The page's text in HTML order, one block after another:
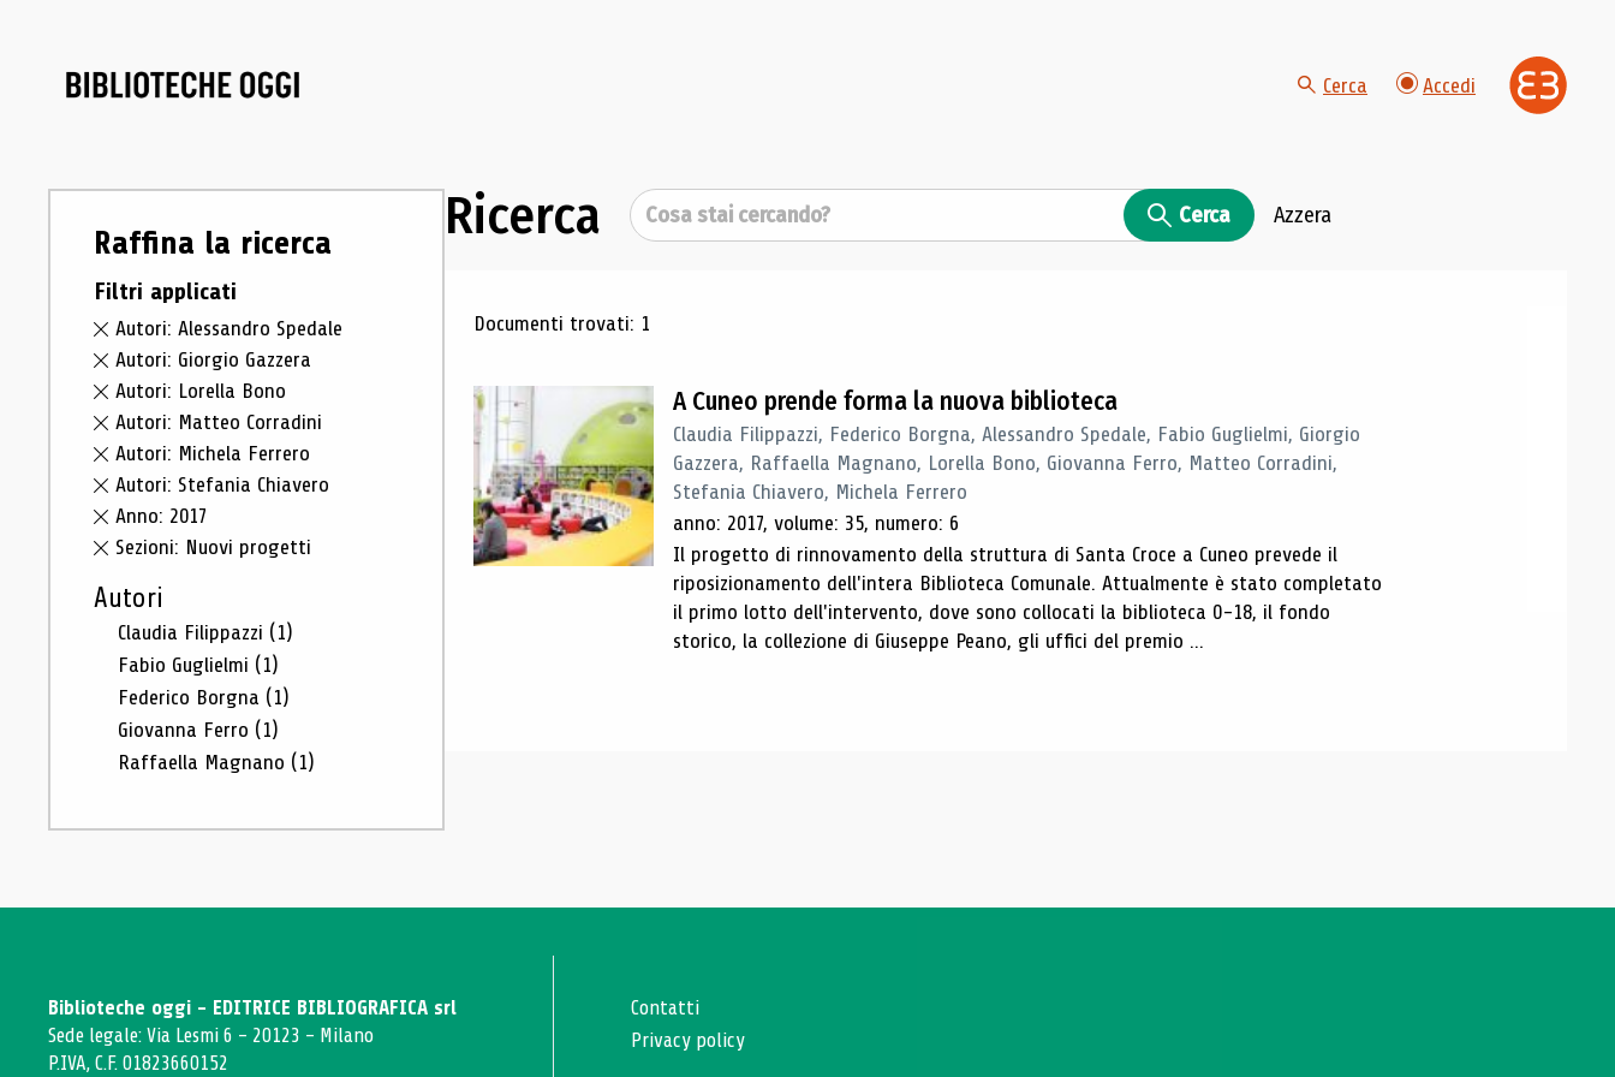
Cerca Accedi
Raffina la ricerca
Filtri applicati
Autori: Alessandro Spedale
Autori: Giorgio Gazzera
Autori: Lorella Bono
Autori: Matteo Corradini
Autori: Michela Ferrero
Autori: Stefania Chiavero
Anno: 2017
Sezioni: Nuovi progetti
Autori
Claudia Filippazzi (1)
Fabio Guglielmi (1)
Federico Borgna (1)
Giovanna Ferro (1)
Raffaella Magnano (1)
Ricerca Cerca Cerca Azzera
Risultati di ricerca
Documenti trovati: 1
A Cuneo prende forma la nuova biblioteca
Claudia Filippazzi, Federico Borgna, Alessandro Spedale, Fabio Guglielmi, Giorgio
Gazzera, Raffaella Magnano, Lorella Bono, Giovanna Ferro, Matteo Corradini,
Stefania Chiavero, Michela Ferrero
anno: 2017, volume: 35, numero: 6
Il progetto di rinnovamento della struttura di Santa Croce a Cuneo prevede il
riposizionamento dell'intera Biblioteca Comunale. Attualmente è stato completato
il primo lotto dell'intervento, dove sono collocati la biblioteca 0-18, il fondo
storico, la collezione di Giuseppe Peano, gli uffici del premio ...
Biblioteche oggi - EDITRICE BIBLIOGRAFICA srl
Sede legale: Via Lesmi 6 - 20123 - Milano
P.IVA, C.F. 01823660152
Contatti
Privacy policy